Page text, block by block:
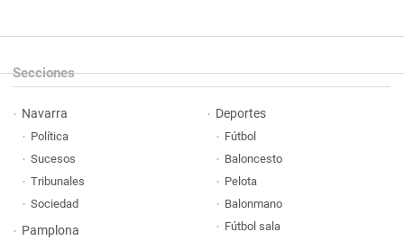
Secciones
Navarra
Política
Sucesos
Tribunales
Sociedad
Pamplona
Deportes
Fútbol
Baloncesto
Pelota
Balonmano
Fútbol sala